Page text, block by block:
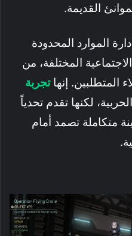
القديمة.
الموارد المحدودة
المختلفة، من
المتطلبين. إنهاتجربة
لكنها تقدم تحدياً
متكاملة تصمد أمام